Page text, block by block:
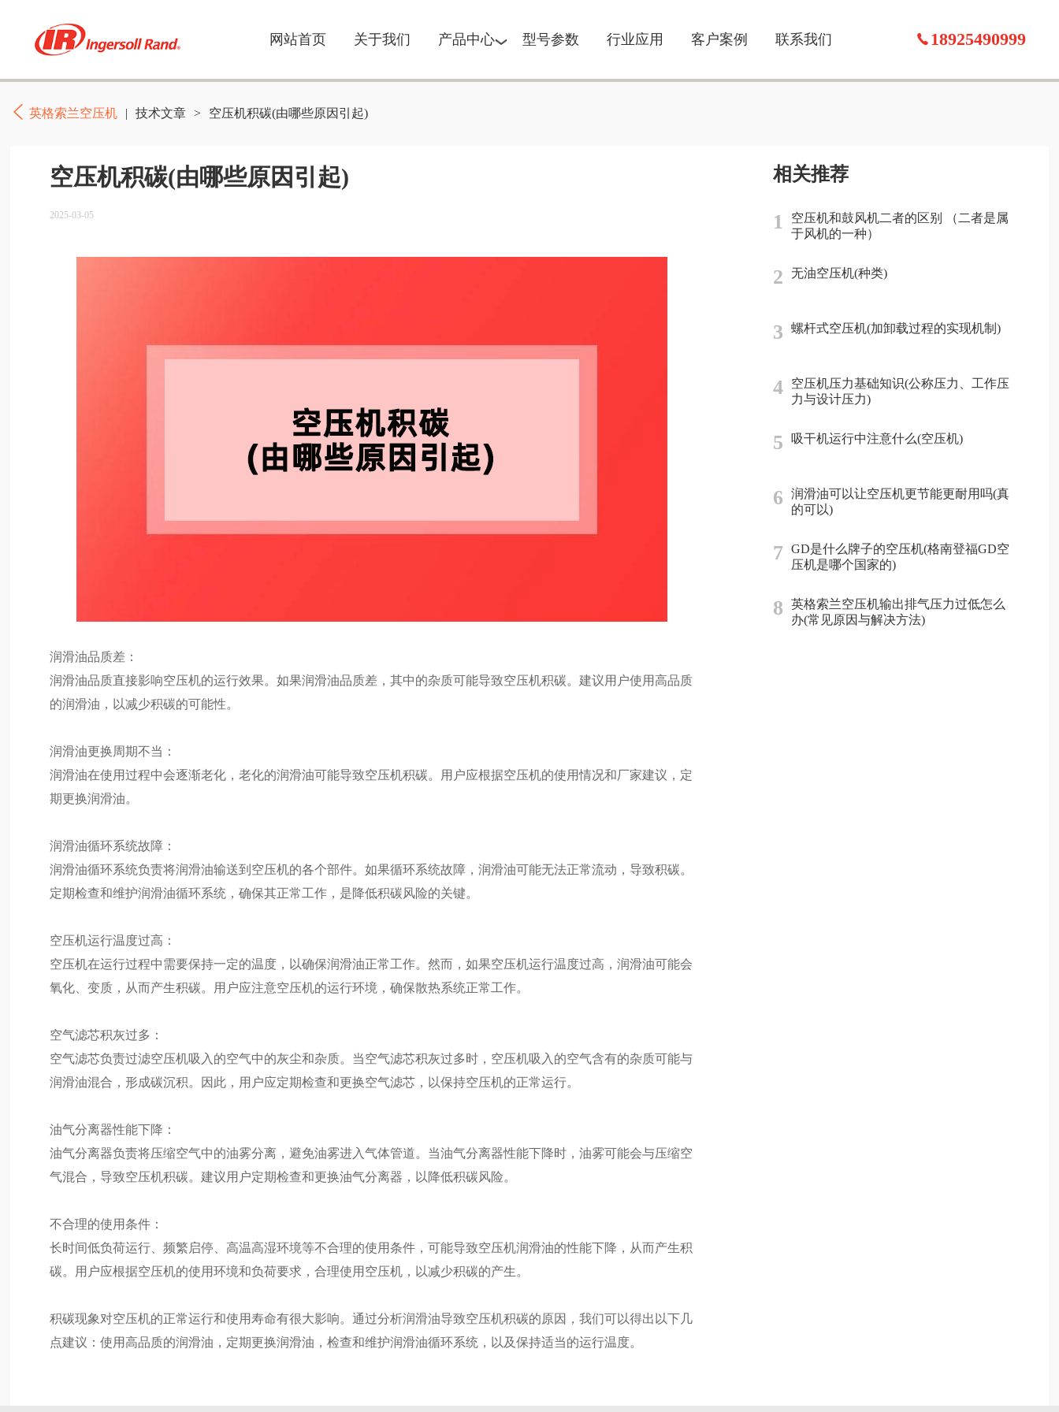
网站首页 关于我们 产品中心 型号参数 行业应用 客户案例 联系我们 18925490999
英格索兰空压机 | 技术文章 > 空压机积碳(由哪些原因引起)
空压机积碳(由哪些原因引起)
2025-03-05
润滑油品质差：
润滑油品质直接影响空压机的运行效果。如果润滑油品质差，其中的杂质可能导致空压机积碳。建议用户使用高品质
的润滑油，以减少积碳的可能性。
润滑油更换周期不当：
润滑油在使用过程中会逐渐老化，老化的润滑油可能导致空压机积碳。用户应根据空压机的使用情况和厂家建议，定
期更换润滑油。
润滑油循环系统故障：
润滑油循环系统负责将润滑油输送到空压机的各个部件。如果循环系统故障，润滑油可能无法正常流动，导致积碳。
定期检查和维护润滑油循环系统，确保其正常工作，是降低积碳风险的关键。
空压机运行温度过高：
空压机在运行过程中需要保持一定的温度，以确保润滑油正常工作。然而，如果空压机运行温度过高，润滑油可能会
氧化、变质，从而产生积碳。用户应注意空压机的运行环境，确保散热系统正常工作。
空气滤芯积灰过多：
空气滤芯负责过滤空压机吸入的空气中的灰尘和杂质。当空气滤芯积灰过多时，空压机吸入的空气含有的杂质可能与
润滑油混合，形成碳沉积。因此，用户应定期检查和更换空气滤芯，以保持空压机的正常运行。
油气分离器性能下降：
油气分离器负责将压缩空气中的油雾分离，避免油雾进入气体管道。当油气分离器性能下降时，油雾可能会与压缩空
气混合，导致空压机积碳。建议用户定期检查和更换油气分离器，以降低积碳风险。
不合理的使用条件：
长时间低负荷运行、频繁启停、高温高湿环境等不合理的使用条件，可能导致空压机润滑油的性能下降，从而产生积
碳。用户应根据空压机的使用环境和负荷要求，合理使用空压机，以减少积碳的产生。
积碳现象对空压机的正常运行和使用寿命有很大影响。通过分析润滑油导致空压机积碳的原因，我们可以得出以下几
点建议：使用高品质的润滑油，定期更换润滑油，检查和维护润滑油循环系统，以及保持适当的运行温度。
相关推荐
1
空压机和鼓风机二者的区别 （二者是属
于风机的一种）
2 无油空压机(种类)
3 螺杆式空压机(加卸载过程的实现机制)
4
空压机压力基础知识(公称压力、工作压
力与设计压力)
5 吸干机运行中注意什么(空压机)
6
润滑油可以让空压机更节能更耐用吗(真
的可以)
7
GD是什么牌子的空压机(格南登福GD空
压机是哪个国家的)
8
英格索兰空压机输出排气压力过低怎么
办(常见原因与解决方法)